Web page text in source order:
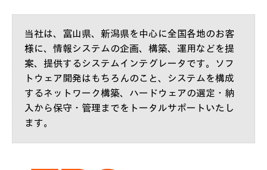
当社は、富山県、新潟県を中心に全国各地のお客
様に、情報システムの企画、構築、運用などを提
案、提供するシステムインテグレータです。ソフ
トウェア開発はもちろんのこと、システムを構成
するネットワーク構築、ハードウェアの選定・納
入から保守・管理までをトータルサポートいたし
ます。